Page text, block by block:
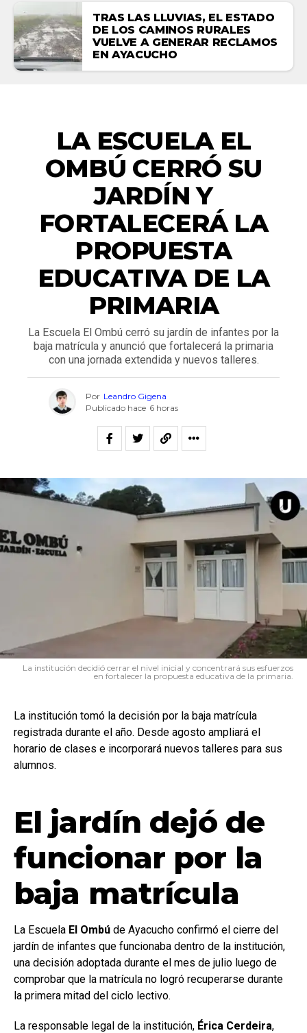
TRAS LAS LLUVIAS, EL ESTADO
DE LOS CAMINOS RURALES
VUELVE A GENERAR RECLAMOS
EN AYACUCHO
LA ESCUELA EL
OMBÚ CERRÓ SU
JARDÍN Y
FORTALECERÁ LA
PROPUESTA
EDUCATIVA DE LA
PRIMARIA
La Escuela El Ombú cerró su jardín de infantes por la
baja matrícula y anunció que fortalecerá la primaria
con una jornada extendida y nuevos talleres.
Por Leandro Gigena
Publicado hace 6 horas
La institución decidió cerrar el nivel inicial y concentrará sus esfuerzos
en fortalecer la propuesta educativa de la primaria.
La institución tomó la decisión por la baja matrícula
registrada durante el año. Desde agosto ampliará el
horario de clases e incorporará nuevos talleres para sus
alumnos.
El jardín dejó de
funcionar por la
baja matrícula
La Escuela El Ombú de Ayacucho confirmó el cierre del
jardín de infantes que funcionaba dentro de la institución,
una decisión adoptada durante el mes de julio luego de
comprobar que la matrícula no logró recuperarse durante
la primera mitad del ciclo lectivo.
La responsable legal de la institución, Érica Cerdeira,